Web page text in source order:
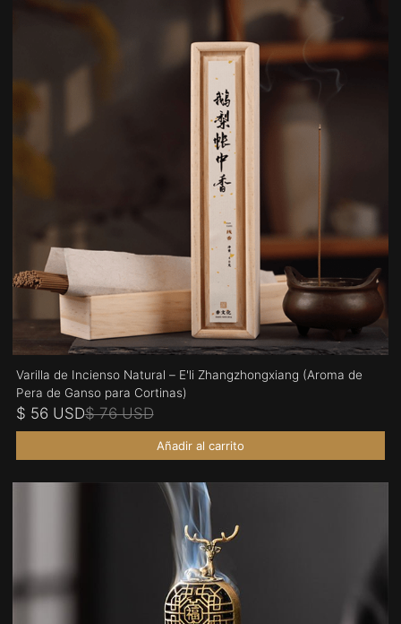
Varilla de Incienso Natural – E'li Zhangzhongxiang (Aroma de
Pera de Ganso para Cortinas)
$ 56 USD$ 76 USD
Añadir al carrito